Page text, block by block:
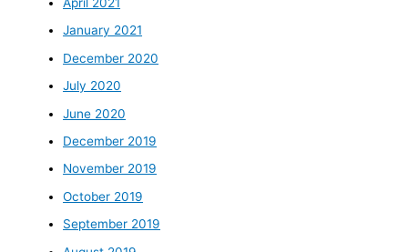
January 2021
December 2020
July 2020
June 2020
December 2019
November 2019
October 2019
September 2019